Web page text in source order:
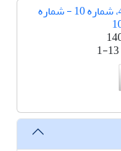
دوره 4، شماره 10 - شماره
1-13